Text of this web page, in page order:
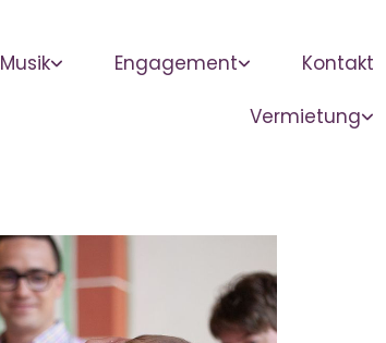
Musik Engagement Kontakt
Vermietung